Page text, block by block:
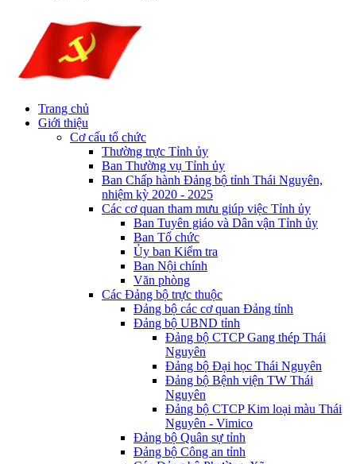
Trang chủ
Giới thiệu
Cơ cấu tổ chức
Thường trực Tỉnh ủy
Ban Thường vụ Tỉnh ủy
Ban Chấp hành Đảng bộ tỉnh Thái Nguyên,
nhiệm kỳ 2020 - 2025
Các cơ quan tham mưu giúp việc Tỉnh ủy
Ban Tuyên giáo và Dân vận Tỉnh ủy
Ban Tổ chức
Ủy ban Kiểm tra
Ban Nội chính
Văn phòng
Các Đảng bộ trực thuộc
Đảng bộ các cơ quan Đảng tỉnh
Đảng bộ UBND tỉnh
Đảng bộ CTCP Gang thép Thái
Nguyên
Đảng bộ Đại học Thái Nguyên
Đảng bộ Bệnh viện TW Thái
Nguyên
Đảng bộ CTCP Kim loại màu Thái
Nguyên - Vimico
Đảng bộ Quân sự tỉnh
Đảng bộ Công an tỉnh